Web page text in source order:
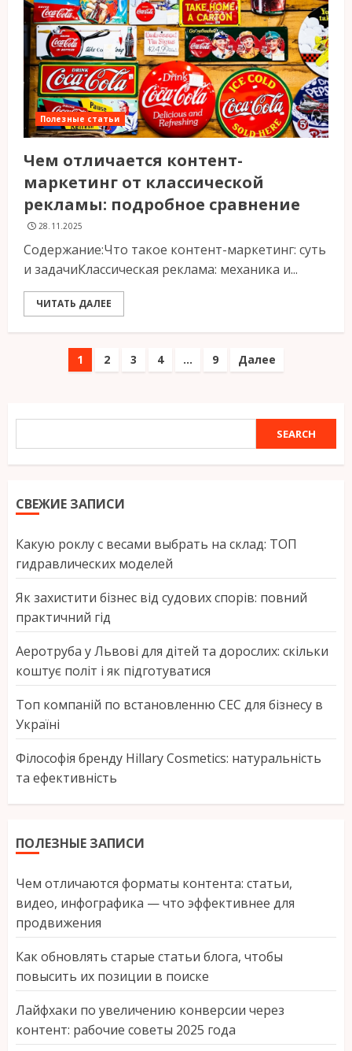
Полезные статьи
Чем отличается контент-
маркетинг от классической
рекламы: подробное сравнение
28.11.2025
Содержание:Что такое контент-маркетинг: суть
и задачиКлассическая реклама: механика и...
ЧИТАТЬ ДАЛЕЕ
Навигация
записям
1 2 3 4 … 9 Далее
SEARCH
СВЕЖИЕ ЗАПИСИ
Какую роклу с весами выбрать на склад: ТОП
гидравлических моделей
Як захистити бізнес від судових спорів: повний
практичний гід
Аеротруба у Львові для дітей та дорослих: скільки
коштує політ і як підготуватися
Топ компаній по встановленню СЕС для бізнесу в
Україні
Філософія бренду Hillary Cosmetics: натуральність
та ефективність
ПОЛЕЗНЫЕ ЗАПИСИ
Чем отличаются форматы контента: статьи,
видео, инфографика — что эффективнее для
продвижения
Как обновлять старые статьи блога, чтобы
повысить их позиции в поиске
Лайфхаки по увеличению конверсии через
контент: рабочие советы 2025 года